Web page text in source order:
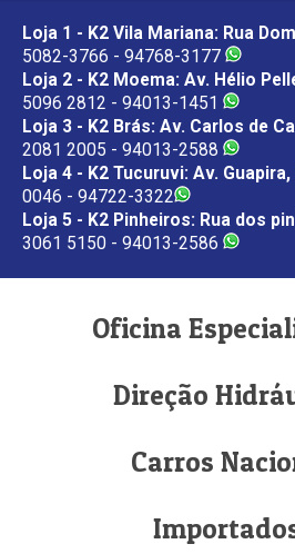
Loja 1 - K2 Vila Mariana: Rua
5082-3766 - 94768-3177
Loja 2 - K2 Moema: Av. Hélio
5096 2812 - 94013-1451
Loja 3 - K2 Brás: Av. Carlos de
2081 2005 - 94013-2588
Loja 4 - K2 Tucuruvi: Av.
0046 - 94722-3322
Loja 5 - K2 Pinheiros: Rua dos
3061 5150 - 94013-2586
Oficina
Direção
Carros